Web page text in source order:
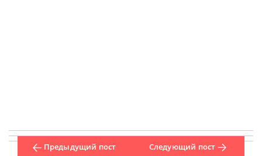
Предыдущий пост Следующий пост